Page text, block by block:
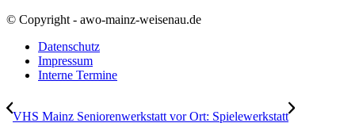
© Copyright - awo-mainz-weisenau.de
Datenschutz
Impressum
Interne Termine
VHS Mainz Seniorenwerkstatt vor Ort: Spielewerkstatt